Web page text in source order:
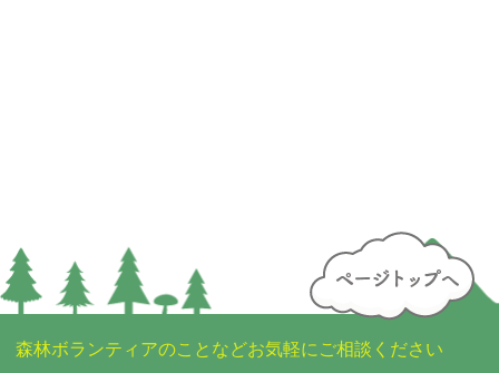
森林ボランティアのことなどお気軽にご相談ください